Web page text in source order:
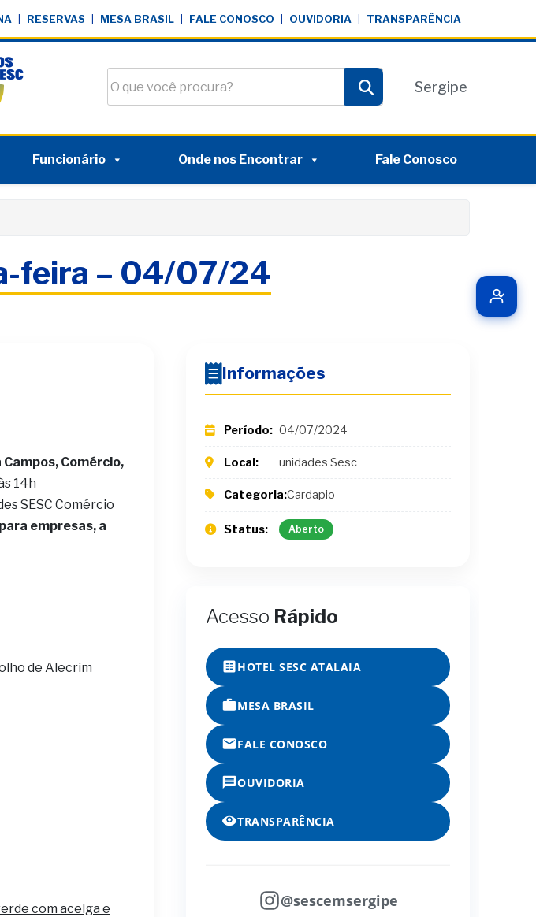
RESERVAS MESA BRASIL FALE CONOSCO OUVIDORIA TRANSPARÊNCIA
Pesquisar
Sergipe
Funcionário Onde nos Encontrar Fale Conosco
feira – 04/07/24
Comércio,
14h
SESC Comércio
empresas, a
de Alecrim
com acelga e
Informações
Período: 04/07/2024
Local: unidades Sesc
Categoria:Cardapio
Status: Aberto
Acesso Rápido
HOTEL SESC ATALAIA
MESA BRASIL
FALE CONOSCO
OUVIDORIA
TRANSPARÊNCIA
@sescemsergipe